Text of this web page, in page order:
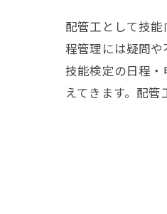
配管工として技
程管理には疑問
技能検定の日程
えてきます。配